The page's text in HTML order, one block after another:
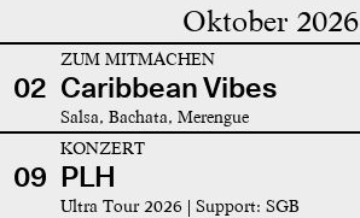
Oktober 2026
02
ZUM MITMACHEN
Caribbean Vibes
Salsa, Bachata, Merengue
09
KONZERT
PLH
Ultra Tour 2026 | Support: SGB